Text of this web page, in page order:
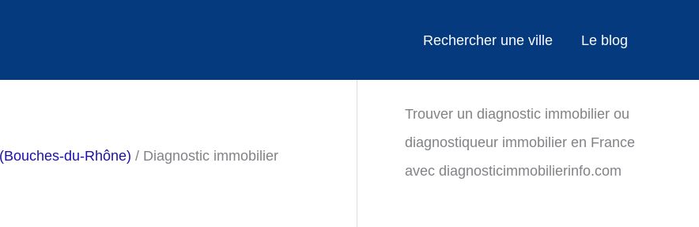
Rechercher une ville Le blog
du-Rhône) / Diagnostic immobilier
Trouver un diagnostic immobilier ou
diagnostiqueur immobilier en France
avec diagnosticimmobilierinfo.com